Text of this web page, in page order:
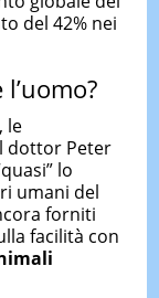
del 42% nei
le
dottor Peter
lo
umani del
forniti
facilità con